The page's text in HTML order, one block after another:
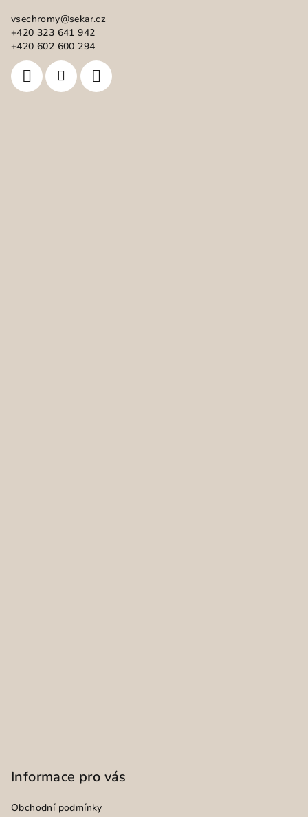
vsechromy@sekar.cz
+420 323 641 942
+420 602 600 294
Informace pro vás
Obchodní podmínky